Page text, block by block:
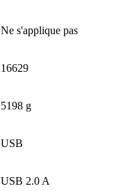
Ne s'applique pas
16629
5198 g
USB
USB 2.0 A